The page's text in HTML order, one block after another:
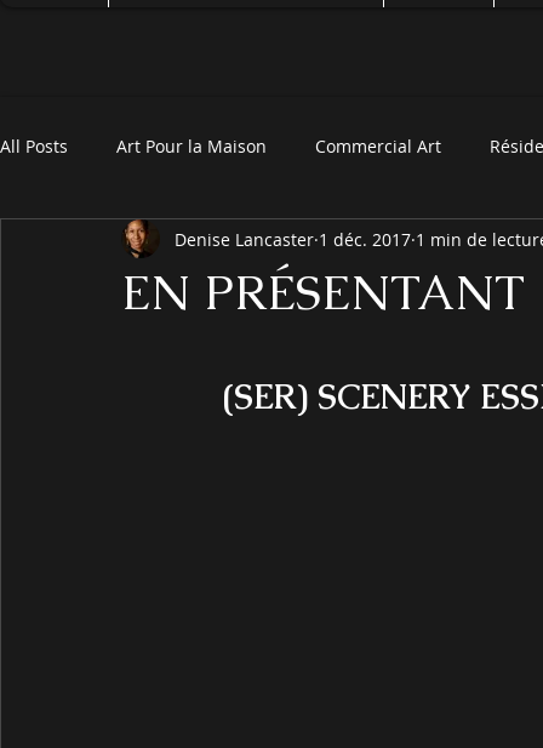
All Posts Art Pour la Maison Commercial Art
EN PRÉSENTANT
Denise Lancaster 1 déc. 2017 1 min de
(SER) SCENERY